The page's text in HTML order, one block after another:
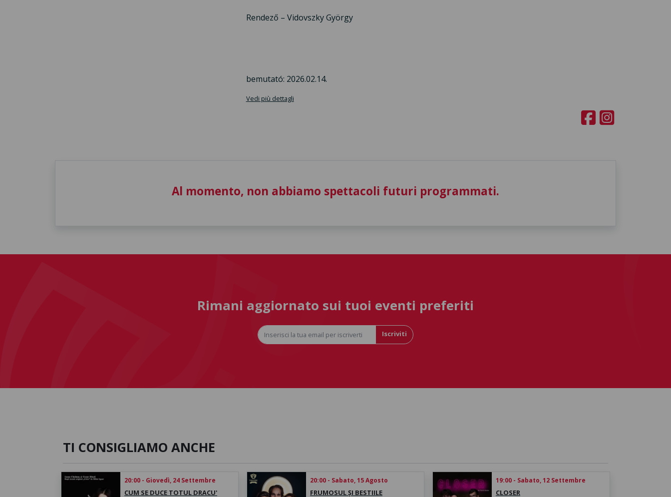
Rendező – Vidovszky György
bemutató: 2026.02.14.
Vedi più dettagli
Al momento, non abbiamo spettacoli futuri programmati.
Rimani aggiornato sui tuoi eventi preferiti
Iscriviti
TI CONSIGLIAMO ANCHE
20:00 - Giovedì, 24 Settembre
CUM SE DUCE TOTUL DRACU'
20:00 - Sabato, 15 Agosto
FRUMOSUL ȘI BESTIILE
19:00 - Sabato, 12 Settembre
CLOSER